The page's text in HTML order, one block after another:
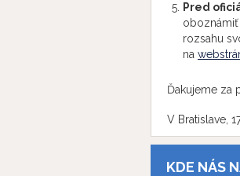
Pred
rozsahu
na
Ďakujeme za
V Bratislave,
KDE NÁS